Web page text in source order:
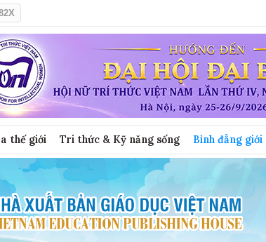
thế giới Tri thức & Kỹ năng sống Bình đẳng giới